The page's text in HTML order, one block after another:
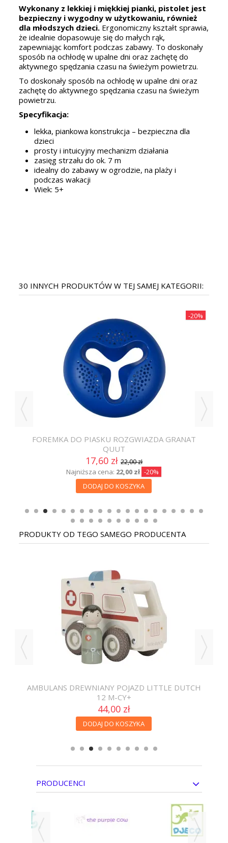
Wykonany z lekkiej i miękkiej pianki, pistolet jest
bezpieczny i wygodny w użytkowaniu, również
dla młodszych dzieci. Ergonomiczny kształt sprawia,
że idealnie dopasowuje się do małych rąk,
zapewniając komfort podczas zabawy. To doskonały
sposób na ochłodę w upalne dni oraz zachętę do
aktywnego spędzania czasu na świeżym powietrzu.
To doskonały sposób na ochłodę w upalne dni oraz
zachętę do aktywnego spędzania czasu na świeżym
powietrzu.
Specyfikacja:
lekka, piankowa konstrukcja – bezpieczna dla
dzieci
prosty i intuicyjny mechanizm działania
zasięg strzału do ok. 7 m
idealny do zabawy w ogrodzie, na plaży i
podczas wakacji
Wiek: 5+
30 INNYCH PRODUKTÓW W TEJ SAMEJ KATEGORII:
-20%
FOREMKA DO PIASKU ROZGWIAZDA GRANAT
QUUT
17,60 zł 22,00 zł
Najniższa cena: 22,00 zł -20%
DODAJ DO KOSZYKA
PRODUKTY OD TEGO SAMEGO PRODUCENTA
AMBULANS DREWNIANY POJAZD LITTLE DUTCH
12 M-CY+
44,00 zł
DODAJ DO KOSZYKA
PRODUCENCI